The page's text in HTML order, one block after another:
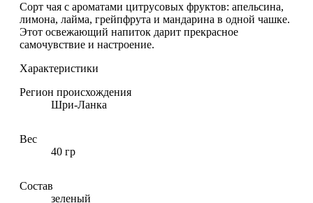
Сорт чая с ароматами цитрусовых фруктов: апельсина,
лимона, лайма, грейпфрута и мандарина в одной чашке.
Этот освежающий напиток дарит прекрасное
самочувствие и настроение.
Характеристики
Регион происхождения
Шри-Ланка
Вес
40 гр
Состав
зеленый